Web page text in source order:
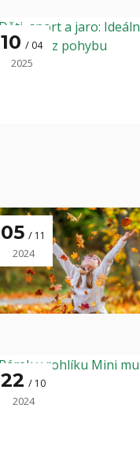
10 04
2025
05 11
2024
22 10
2024